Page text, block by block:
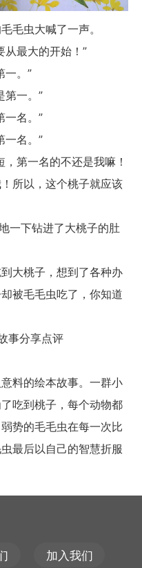
虫大喊了一声。
最大的开始！”
。”
一。”
名。”
名。”
第一名的不还是我嘛！
所以，这个桃子就应该
下钻进了大桃子的肚
大桃子，想到了各种办
被毛毛虫吃了，你知道
事分享点评
料的绘本故事。一群小
吃到桃子，每个动物都
势的毛毛虫在每一次比
最后以自己的智慧折服
加入我们